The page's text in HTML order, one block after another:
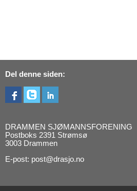
Del denne siden:
DRAMMEN SJØMANNSFORENING
Postboks 2391 Strømsø
3003 Drammen
E-post: post@drasjo.no